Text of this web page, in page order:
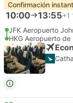
Confirmación
10:00 13:55+1
JFK Aeropuerto
HKG Aeropuerto de